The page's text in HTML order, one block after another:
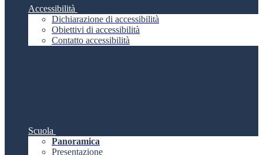
Accessibilità
Dichiarazione di accessibilità
Obiettivi di accessibilità
Contatto accessibilità
Scuola
Panoramica
Presentazione